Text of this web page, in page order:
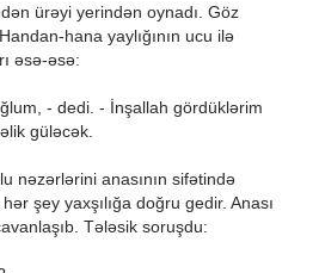
ürəyi yerindən oynadı. Göz
hana yaylığının ucu ilə
əsə-əsə:
- dedi. - İnşallah gördüklərim
güləcək.
nəzərlərini anasının sifətində
şey yaxşılığa doğru gedir. Anası
Tələsik soruşdu: